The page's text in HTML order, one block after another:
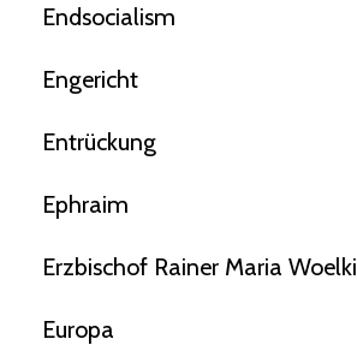
Endsocialism
Engericht
Entrückung
Ephraim
Erzbischof Rainer Maria Woelki
Europa